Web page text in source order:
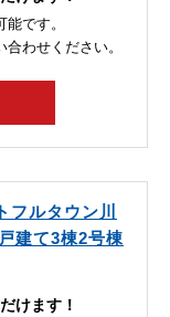
です。
わせください。
フルタウン川
建て3棟2号棟
けます！